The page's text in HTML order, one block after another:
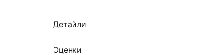
Детайли
Оценки